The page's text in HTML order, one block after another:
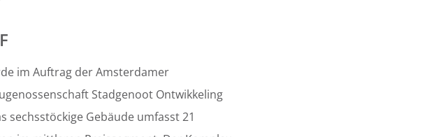
im Auftrag der Amsterdamer
Stadgenoot Ontwikkeling
sechsstöckige Gebäude umfasst 21